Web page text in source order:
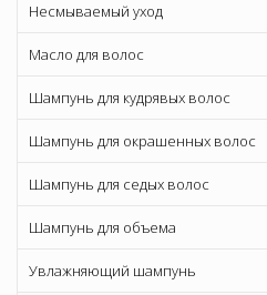
Несмываемый уход
Масло для волос
Шампунь для кудрявых волос
Шампунь для окрашенных волос
Шампунь для седых волос
Шампунь для объема
Увлажняющий шампунь